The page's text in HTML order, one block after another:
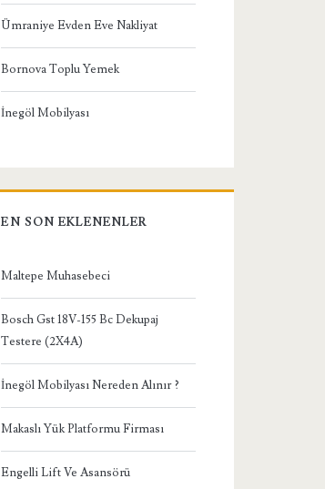
Ümraniye Evden Eve Nakliyat
Bornova Toplu Yemek
İnegöl Mobilyası
EN SON EKLENENLER
Maltepe Muhasebeci
Bosch Gst 18V-155 Bc Dekupaj
Testere (2X4A)
İnegöl Mobilyası Nereden Alınır ?
Makaslı Yük Platformu Firması
Engelli Lift Ve Asansörü